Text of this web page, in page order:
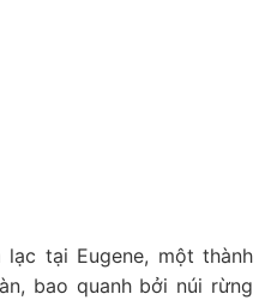
lạc tại Eugene, một thành
bao quanh bởi núi rừng